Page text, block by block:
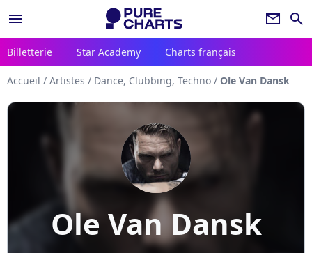
menu newsletter search
Billetterie Star Academy Charts français
Accueil / Artistes / Dance, Clubbing, Techno / Ole Van Dansk
Ole Van Dansk